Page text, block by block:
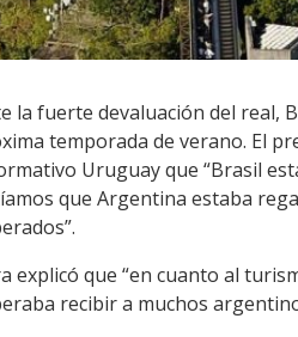
la fuerte devaluación del real,
temporada de verano. El
Uruguay que “Brasil
que Argentina estaba
explicó que “en cuanto al
recibir a muchos